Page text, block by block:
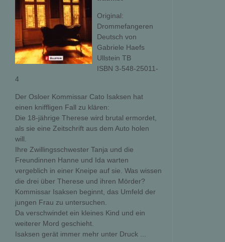
Original:
Drommefangeren
Deutsch von
Gabriele Haefs
Ullstein TB
ISBN 3-548-25011-
4
Der Osloer Kommissar Cato Isaksen hat
einen kniffligen Fall zu klären:
Die 18-jährige Therese wird brutal ermordet,
als sie eine Zeitschrift aus dem Auto holen
will.
Ihre Zwillingsschwester Tanja und die
Freundinnen Hanne und Ida warten
vergeblich in einer Kneipe auf sie. Was wissen
die drei über Therese und ihren Mörder?
Kommissar Isaksen beginnt, das Umfeld der
jungen Frau zu untersuchen.
Da verschwindet ein kleines Kind und ein
weiterer Mord geschieht.
Isaksen gerät immer mehr unter Druck ...